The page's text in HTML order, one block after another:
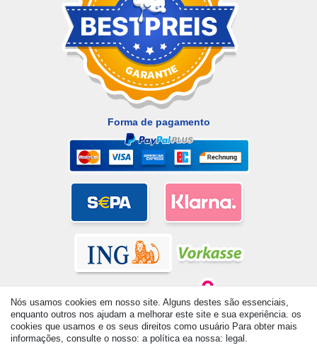
Forma de pagamento
© Copyright 2026 | Todos os direitos reservados. - All rights
Nós usamos cookies em nosso site. Alguns destes são essenciais,
enquanto outros nos ajudam a melhorar este site e sua experiência. os
cookies que usamos e os seus direitos como usuário Para obter mais
informações, consulte o nosso: a política ea nossa: legal.